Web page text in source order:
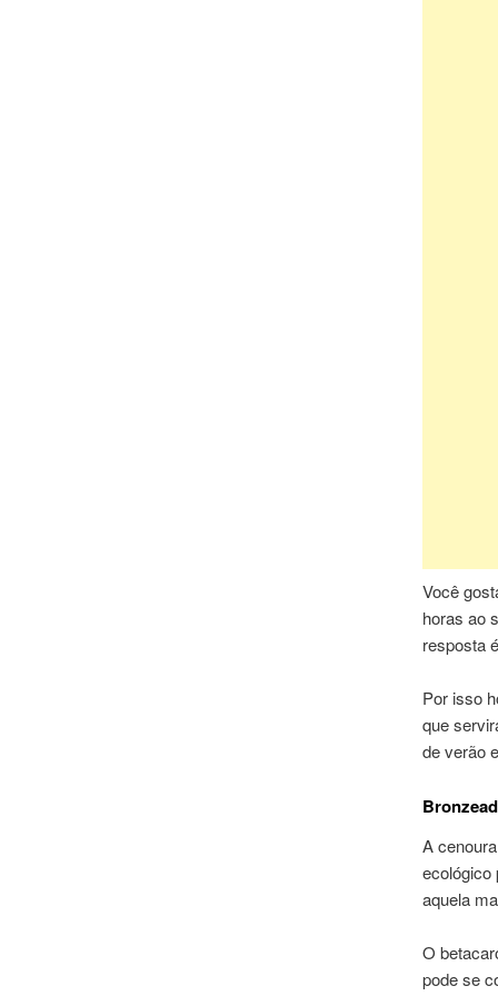
Você
horas ao
resposta
Por isso
que
de verão
A
ecológico
aquela
O
pode se